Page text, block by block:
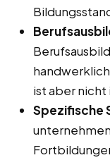
ist aber
Spezifische